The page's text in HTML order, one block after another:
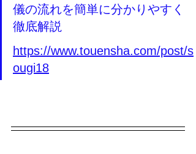
儀の流れを簡単に分かりやすく
徹底解説
https://www.touensha.com/post/s
ougi18